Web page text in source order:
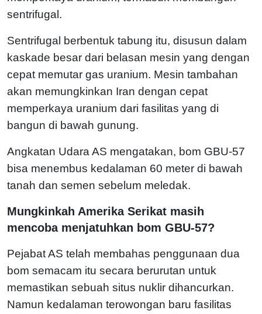
sentrifugal.
Sentrifugal berbentuk tabung itu, disusun dalam
kaskade besar dari belasan mesin yang dengan
cepat memutar gas uranium. Mesin tambahan
akan memungkinkan Iran dengan cepat
memperkaya uranium dari fasilitas yang di
bangun di bawah gunung.
Angkatan Udara AS mengatakan, bom GBU-57
bisa menembus kedalaman 60 meter di bawah
tanah dan semen sebelum meledak.
Mungkinkah Amerika Serikat masih
mencoba menjatuhkan bom GBU-57?
Pejabat AS telah membahas penggunaan dua
bom semacam itu secara berurutan untuk
memastikan sebuah situs nuklir dihancurkan.
Namun kedalaman terowongan baru fasilitas